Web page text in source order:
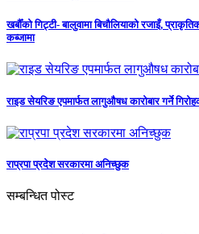
खर्बौँको गिट्टी- बालुवामा बिचौलियाको रजाइँ,
कब्जामा
राइड सेयरिङ एपमार्फत लागुऔषध कारोबार गर्ने
राप्रपा प्रदेश सरकारमा अनिच्छुक
सम्बन्धित पोस्ट